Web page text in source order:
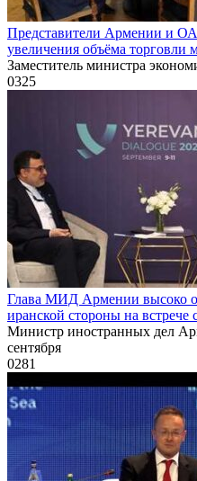
Представители Армении и
увеличения объёма торговли
Заместитель министра
0325
Глава МИД Армении высоко
иранской стороны на
Министр иностранных дел
сентября
0281